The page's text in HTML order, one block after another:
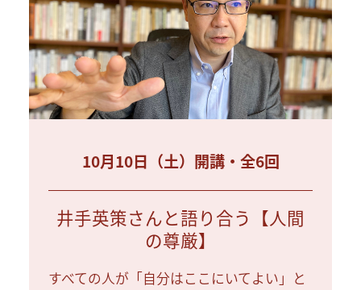
10月10日（土）開講・全6回
井手英策さんと語り合う【人間
の尊厳】
すべての人が「自分はここにいてよい」と